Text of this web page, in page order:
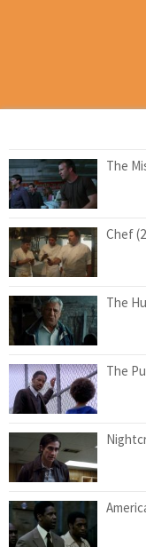
The
Chef
The
The